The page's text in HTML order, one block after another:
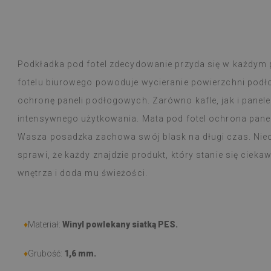
Podkładka pod fotel zdecydowanie przyda się w każdym
fotelu biurowego powoduje wycieranie powierzchni
ochronę paneli podłogowych. Zarówno kafle, jak i
intensywnego użytkowania. Mata pod fotel ochrona
Wasza posadzka zachowa swój blask na długi czas.
sprawi, że każdy znajdzie produkt, który stanie się
wnętrza i doda mu świeżości.
♦Materiał: Winyl powlekany siatką PES.
♦Grubość: 1,6 mm.
Płytki
ogromny
Produkt dotarł
informacją, był
trudności a
Jestem bardzo
Czytaj więcej
1 rok temu